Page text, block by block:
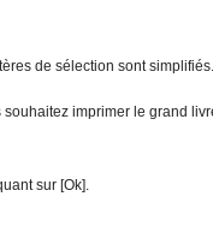
de sélection sont simplifiés.
imprimer le grand
sur [Ok].